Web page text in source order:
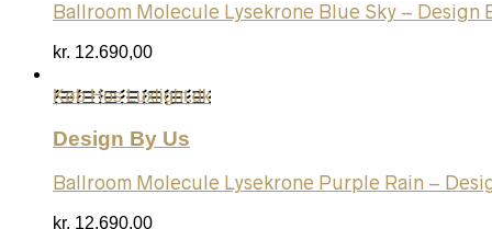
Ballroom Molecule Lysekrone Blue Sky – Design
kr. 12.690,00
Køb Hos Luxlight.dk
Design By Us
Ballroom Molecule Lysekrone Purple Rain –
kr. 12.690,00